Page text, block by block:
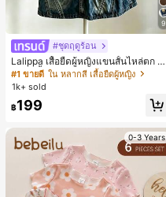
9
#ชุดฤดูร้อน
Lalippa เสื้อยืดผู้หญิงแขนสั้นไหล่ตก ค
อวีปกเสื้อ ลายพิมพ์ดิจิทัลลายทาง สไตล์
สปอร์ตแฟชั่นมินิมอล ของขวัญสำหรับเ
พื่อน
#1 ขายดี ใน หลากสี เสื้อยืดผู้หญิง
1k+ sold
฿199
0-3 Years